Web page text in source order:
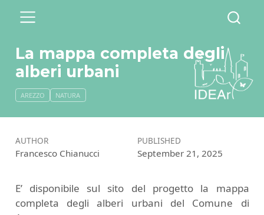
La mappa completa degli
alberi urbani
AREZZO NATURA
AUTHOR
Francesco Chianucci
PUBLISHED
September 21, 2025
E’ disponibile sul sito del progetto la mappa
completa degli alberi urbani del Comune di